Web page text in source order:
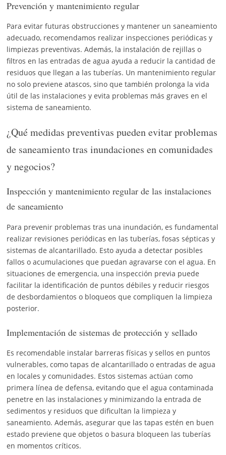
Prevención y mantenimiento regular
Para evitar futuras obstrucciones y mantener un saneamiento
adecuado, recomendamos realizar inspecciones periódicas y
limpiezas preventivas. Además, la instalación de rejillas o
filtros en las entradas de agua ayuda a reducir la cantidad de
residuos que llegan a las tuberías. Un mantenimiento regular
no solo previene atascos, sino que también prolonga la vida
útil de las instalaciones y evita problemas más graves en el
sistema de saneamiento.
¿Qué medidas preventivas pueden evitar problemas
de saneamiento tras inundaciones en comunidades
y negocios?
Inspección y mantenimiento regular de las instalaciones
de saneamiento
Para prevenir problemas tras una inundación, es fundamental
realizar revisiones periódicas en las tuberías, fosas sépticas y
sistemas de alcantarillado. Esto ayuda a detectar posibles
fallos o acumulaciones que puedan agravarse con el agua. En
situaciones de emergencia, una inspección previa puede
facilitar la identificación de puntos débiles y reducir riesgos
de desbordamientos o bloqueos que compliquen la limpieza
posterior.
Implementación de sistemas de protección y sellado
Es recomendable instalar barreras físicas y sellos en puntos
vulnerables, como tapas de alcantarillado o entradas de agua
en locales y comunidades. Estos sistemas actúan como
primera línea de defensa, evitando que el agua contaminada
penetre en las instalaciones y minimizando la entrada de
sedimentos y residuos que dificultan la limpieza y
saneamiento. Además, asegurar que las tapas estén en buen
estado previene que objetos o basura bloqueen las tuberías
en momentos críticos.